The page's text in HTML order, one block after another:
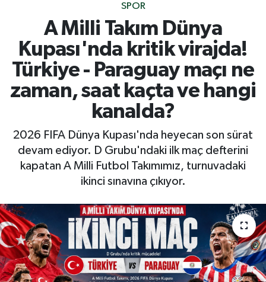
SPOR
A Milli Takım Dünya
Kupası'nda kritik virajda!
Türkiye - Paraguay maçı ne
zaman, saat kaçta ve hangi
kanalda?
2026 FIFA Dünya Kupası'nda heyecan son sürat
devam ediyor. D Grubu'ndaki ilk maç defterini
kapatan A Milli Futbol Takımımız, turnuvadaki
ikinci sınavına çıkıyor.